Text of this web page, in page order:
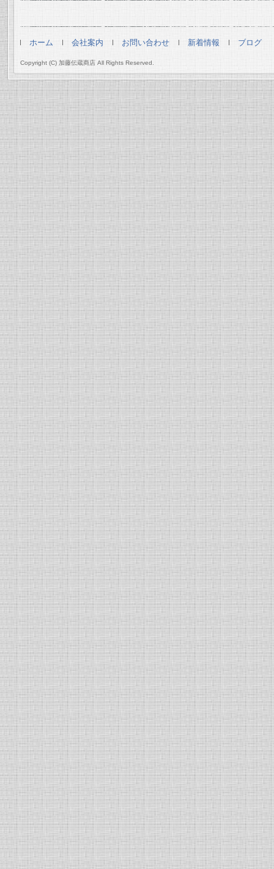
ホーム 会社案内 お問い合わせ 新着情報 ブログ
Copyright (C) 加藤伝蔵商店 All Rights Reserved.